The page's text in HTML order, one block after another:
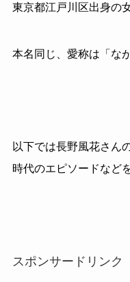
東京都江戸川区出身の
本名同じ、愛称は「な
以下では長野風花さん
時代のエピソードなど
スポンサードリンク